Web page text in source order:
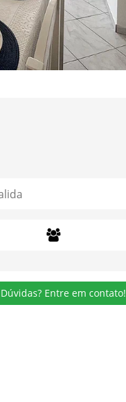
Dúvidas? Entre em contato!